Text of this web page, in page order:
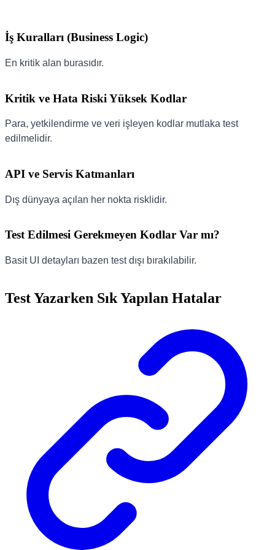
İş Kuralları (Business Logic)
En kritik alan burasıdır.
Kritik ve Hata Riski Yüksek Kodlar
Para, yetkilendirme ve veri işleyen kodlar mutlaka test
edilmelidir.
API ve Servis Katmanları
Dış dünyaya açılan her nokta risklidir.
Test Edilmesi Gerekmeyen Kodlar Var mı?
Basit UI detayları bazen test dışı bırakılabilir.
Test Yazarken Sık Yapılan Hatalar